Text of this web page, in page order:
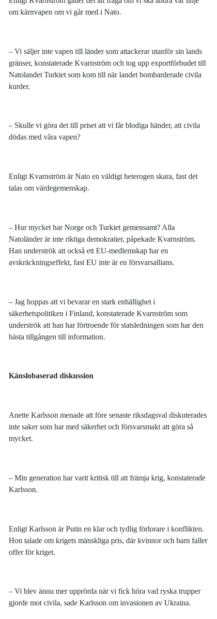
om kärnvapen om vi går med i Nato.
– Vi säljer inte vapen till länder som attackerar utanför sin lands
gränser, konstaterade Kvarnström och tog upp exportförbudet till
Natolandet Turkiet som kom till när landet bombarderade civila
kurder.
– Skulle vi göra det till priset att vi får blodiga händer, att civila
dödas med våra vapen?
Enligt Kvarnström är Nato en väldigt heterogen skara, fast det
talas om värdegemenskap.
– Hur mycket har Norge och Turkiet gemensamt? Alla
Natoländer är inte riktiga demokratier, påpekade Kvarnström.
Han underströk att också ett EU-medlemskap har en
avskräckningseffekt, fast EU inte är en försvarsallians.
– Jag hoppas att vi bevarar en stark enhällighet i
säkerhetspolitiken i Finland, konstaterade Kvarnström som
underströk att han har förtroende för statsledningen som har den
bästa tillgången till information.
Känslobaserad diskussion
Anette Karlsson menade att före senaste riksdagsval diskuterades
inte saker som har med säkerhet och försvarsmakt att göra så
mycket.
– Min generation har varit kritisk till att främja krig, konstaterade
Karlsson.
Enligt Karlsson är Putin en klar och tydlig förlorare i konflikten.
Hon talade om krigets mänskliga pris, där kvinnor och barn faller
offer för kriget.
– Vi blev ännu mer upprörda när vi fick höra vad ryska trupper
gjorde mot civila, sade Karlsson om invasionen av Ukraina.